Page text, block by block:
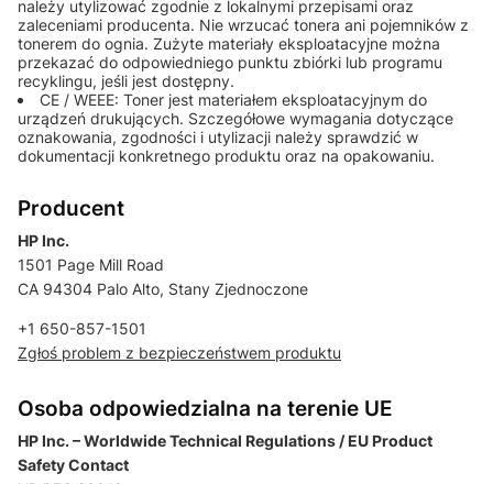
należy utylizować zgodnie z lokalnymi przepisami oraz
zaleceniami producenta. Nie wrzucać tonera ani pojemników z
tonerem do ognia. Zużyte materiały eksploatacyjne można
przekazać do odpowiedniego punktu zbiórki lub programu
recyklingu, jeśli jest dostępny.
CE / WEEE: Toner jest materiałem eksploatacyjnym do
urządzeń drukujących. Szczegółowe wymagania dotyczące
oznakowania, zgodności i utylizacji należy sprawdzić w
dokumentacji konkretnego produktu oraz na opakowaniu.
Producent
HP Inc.
1501 Page Mill Road
CA 94304 Palo Alto, Stany Zjednoczone
+1 650-857-1501
Zgłoś problem z bezpieczeństwem produktu
Osoba odpowiedzialna na terenie UE
HP Inc. – Worldwide Technical Regulations / EU Product
Safety Contact